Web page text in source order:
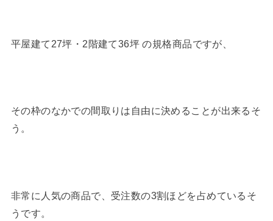
平屋建て27坪・2階建て36坪 の規格商品ですが、
その枠のなかでの間取りは自由に決めることが出来るそ
う。
非常に人気の商品で、受注数の3割ほどを占めているそ
うです。